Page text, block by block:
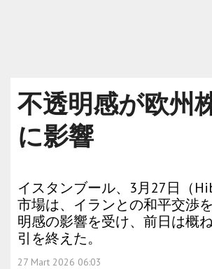
不透明感が欧州
に影響
イスタンブール、3月27日（
市場は、イランとの和平交渉
明感の影響を受け、前日は概
引を終えた。
27 Mart 2026 06:03